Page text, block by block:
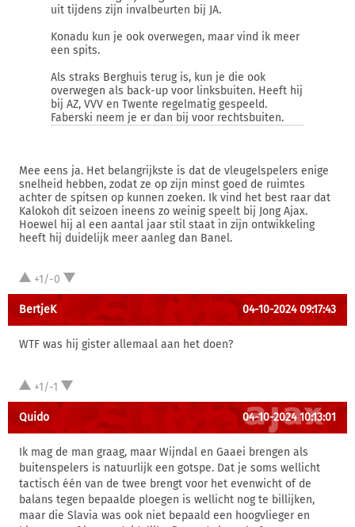
uit tijdens zijn invalbeurten bij JA.
Konadu kun je ook overwegen, maar vind ik meer
een spits.
Als straks Berghuis terug is, kun je die ook
overwegen als back-up voor linksbuiten. Heeft hij
bij AZ, VVV en Twente regelmatig gespeeld.
Faberski neem je er dan bij voor rechtsbuiten.
Mee eens ja. Het belangrijkste is dat de vleugelspelers enige
snelheid hebben, zodat ze op zijn minst goed de ruimtes
achter de spitsen op kunnen zoeken. Ik vind het best raar dat
Kalokoh dit seizoen ineens zo weinig speelt bij Jong Ajax.
Hoewel hij al een aantal jaar stil staat in zijn ontwikkeling
heeft hij duidelijk meer aanleg dan Banel.
+1/-0
BertjeK 04-10-2024 09:17:43
WTF was hij gister allemaal aan het doen?
+1/-1
Quido 04-10-2024 10:13:01
Ik mag de man graag, maar Wijndal en Gaaei brengen als
buitenspelers is natuurlijk een gotspe. Dat je soms wellicht
tactisch één van de twee brengt voor het evenwicht of de
balans tegen bepaalde ploegen is wellicht nog te billijken,
maar die Slavia was ook niet bepaald een hoogvlieger en